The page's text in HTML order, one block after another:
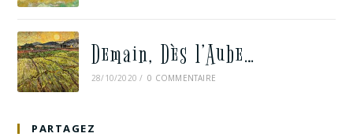
Demain, Dès l’Aube…
28/10/2020 / 0 COMMENTAIRE
PARTAGEZ